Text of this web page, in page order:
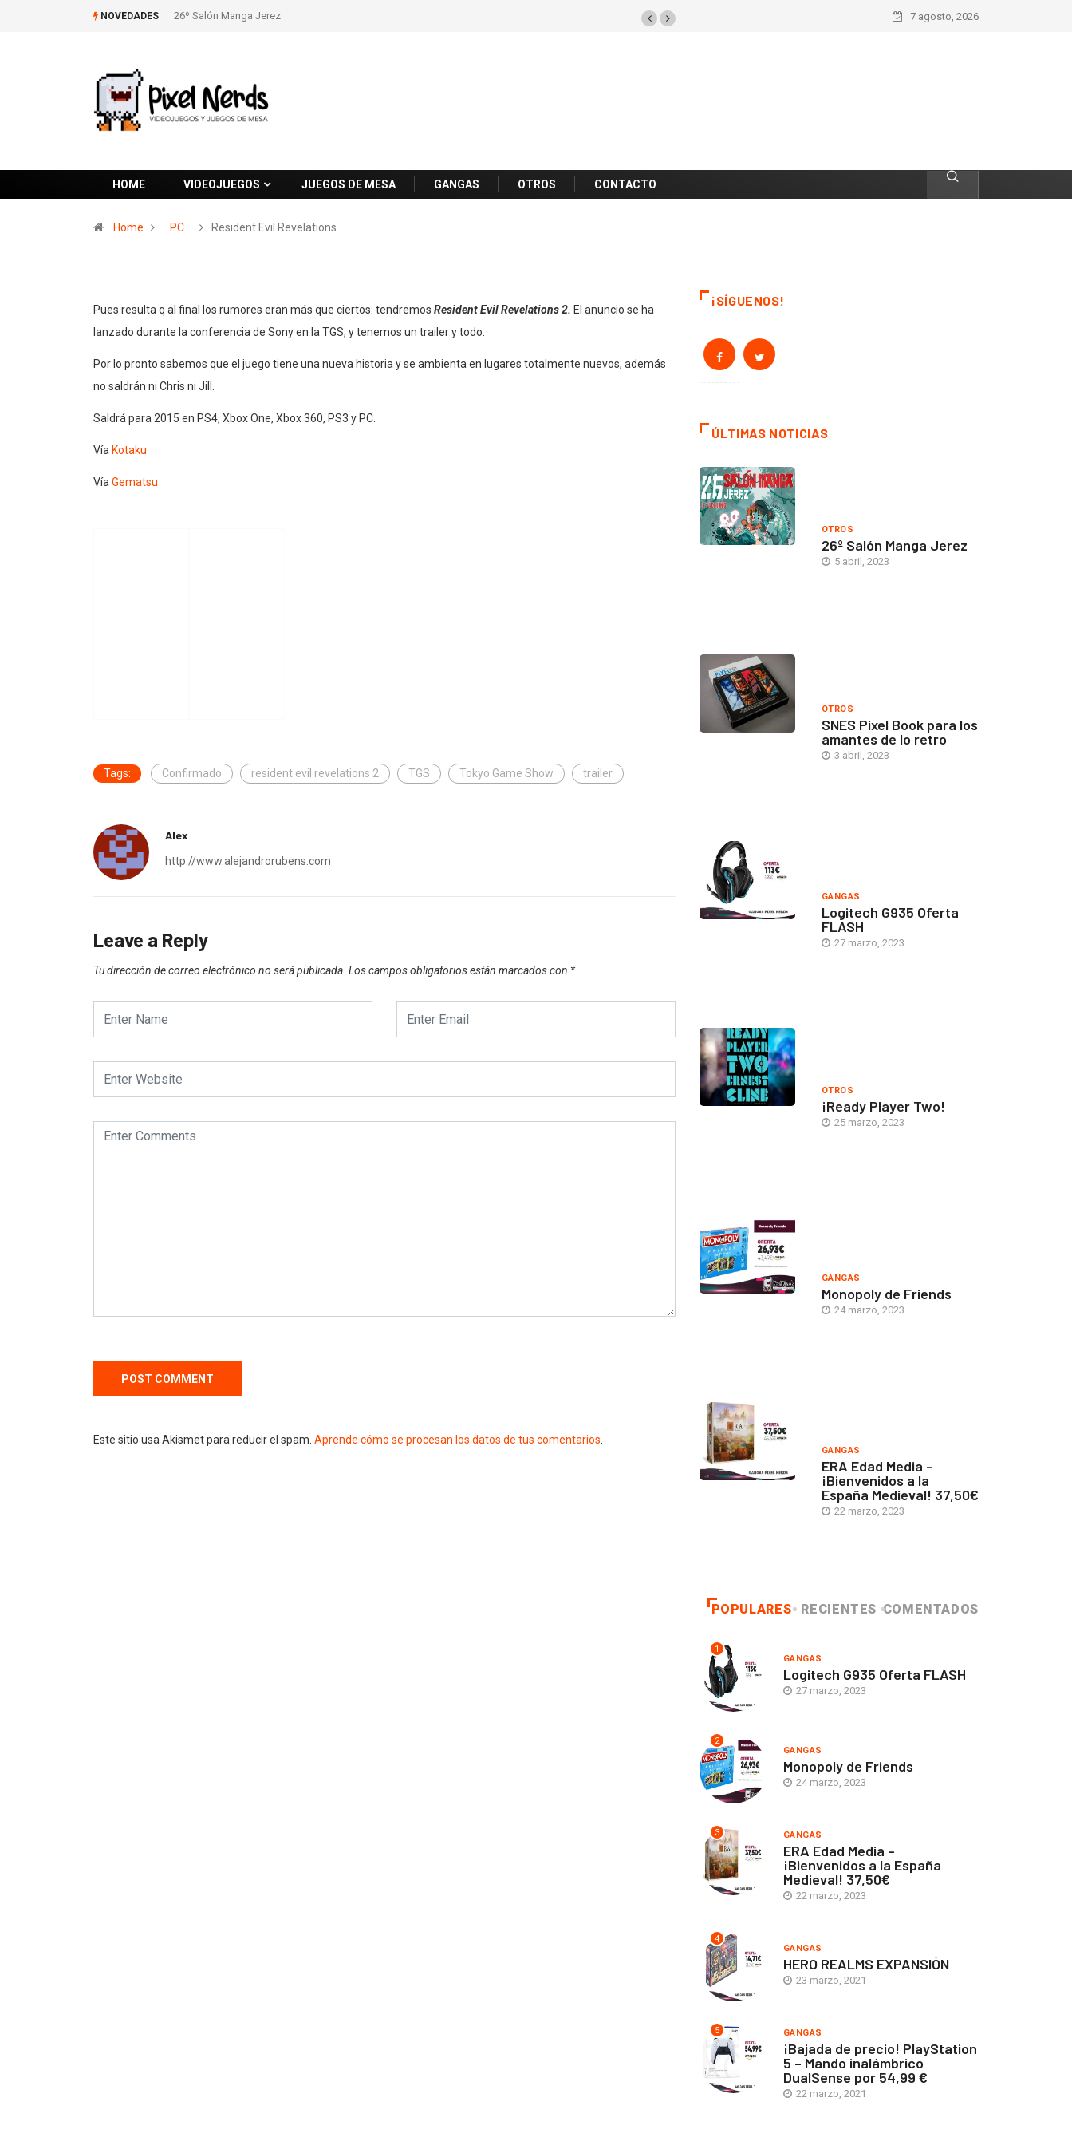
NOVEDADES 26º Salón Manga Jerez 7 agosto, 2026
HOME VIDEOJUEGOS JUEGOS DE MESA GANGAS OTROS CONTACTO
Home PC Resident Evil Revelations…
Pues resulta q al final los rumores eran más que ciertos: tendremos Resident Evil Revelations2. El anuncio se ha
lanzado durante la conferencia de Sony en la TGS, y tenemos un trailer y todo.
Por lo pronto sabemos que el juego tiene una nueva historia y se ambienta en lugares totalmente nuevos; además
no saldrán ni Chris ni Jill.
Saldrá para 2015 en PS4, Xbox One, Xbox 360, PS3 y PC.
Vía Kotaku
VíaGematsu
Tags: Confirmado resident evil revelations 2 TGS Tokyo Game Show trailer
Alex
http://www.alejandrorubens.com
Leave a Reply
Tu dirección de correo electrónico no será publicada. Los campos obligatorios están marcados con *
Este sitio usa Akismet para reducir el spam. Aprende cómo se procesan los datos de tus comentarios.
¡SÍGUENOS!
ÚLTIMAS NOTICIAS
OTROS
26º Salón Manga Jerez
5 abril, 2023
OTROS
SNES Pixel Book para los
amantes de lo retro
3 abril, 2023
GANGAS
Logitech G935 Oferta
FLASH
27 marzo, 2023
OTROS
¡Ready Player Two!
25 marzo, 2023
GANGAS
Monopoly de Friends
24 marzo, 2023
GANGAS
ERA Edad Media –
¡Bienvenidos a la
España Medieval! 37,50€
22 marzo, 2023
POPULARES RECIENTES COMENTADOS
1
GANGAS
Logitech G935 Oferta FLASH
27 marzo, 2023
2
GANGAS
Monopoly de Friends
24 marzo, 2023
3 GANGAS
ERA Edad Media –
¡Bienvenidos a la España
Medieval! 37,50€
22 marzo, 2023
4
GANGAS
HERO REALMS EXPANSIÓN
23 marzo, 2021
5 GANGAS
¡Bajada de precio! PlayStation
5 – Mando inalámbrico
DualSense por 54,99 €
22 marzo, 2021